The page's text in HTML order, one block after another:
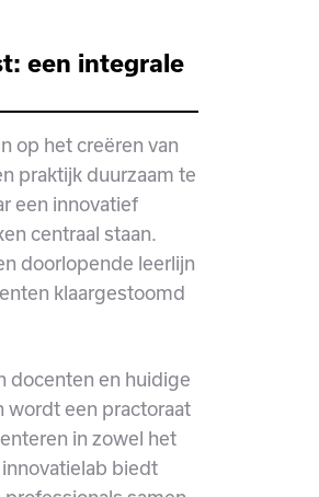
een integrale
op het creëren van
praktijk duurzaam te
een innovatief
centraal staan.
doorlopende leerlijn
klaargestoomd
docenten en huidige
wordt een practoraat
in zowel het
biedt